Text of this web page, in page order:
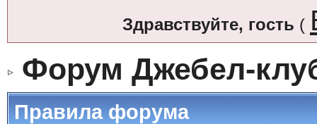
Здравствуйте, гость (
Форум Джебел-
Правила форума